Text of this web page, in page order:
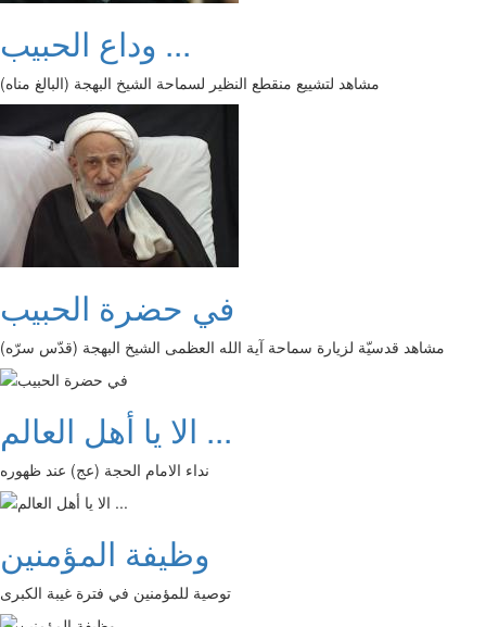
وداع الحبيب ...
مشاهد لتشييع منقطع النظير لسماحة الشيخ البهجة (البالغ مناه)
في حضرة الحبيب
مشاهد قدسيّة لزيارة سماحة آية الله العظمى الشيخ البهجة (قدّس سرّه)
الا يا أهل العالم ...
نداء الامام الحجة (عج) عند ظهوره
وظيفة المؤمنين
توصية للمؤمنين في فترة غيبة الكبرى